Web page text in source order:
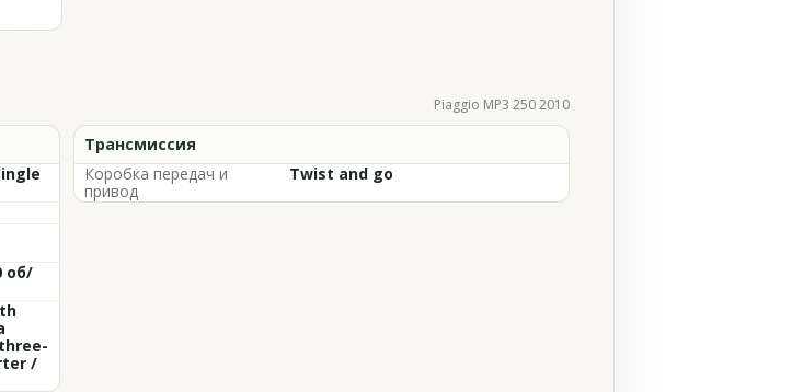
Piaggio MP3 250 2010
об/
/
Трансмиссия
Коробка передач и
привод
Twist and go